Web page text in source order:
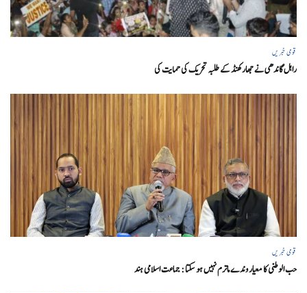
قومی خبریں
راہل گاندھی نے جھارکھنڈ کے طلبہ تحریک کی حمایت کی
قومی خبریں
حب الوطنی کا معیار وندے ماترم نہیں ہو سکتا : جماعت اسلامی ہند